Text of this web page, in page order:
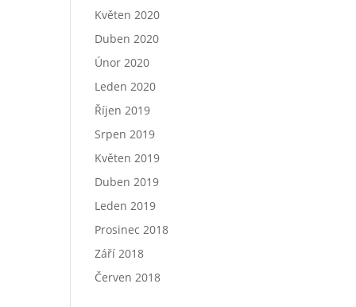
Květen 2020
Duben 2020
Únor 2020
Leden 2020
Říjen 2019
Srpen 2019
Květen 2019
Duben 2019
Leden 2019
Prosinec 2018
Září 2018
Červen 2018